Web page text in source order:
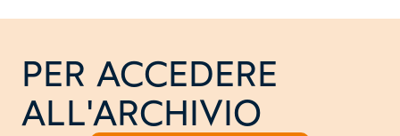
PER ACCEDERE
ALL'ARCHIVIO